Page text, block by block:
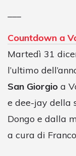
Countdown a
Martedì 31
l’ultimo
San Giorgio a
e dee-jay della
Dongo e dalla
a cura di